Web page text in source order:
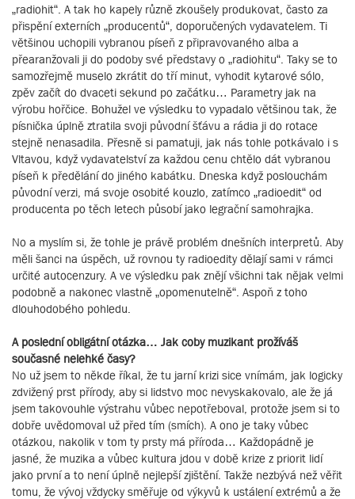
„radiohit“. A tak ho kapely různě zkoušely produkovat, často za
přispění externích „producentů“, doporučených vydavatelem. Ti
většinou uchopili vybranou píseň z připravovaného alba a
přearanžovali ji do podoby své představy o „radiohitu“. Taky se to
samozřejmě muselo zkrátit do tří minut, vyhodit kytarové sólo,
zpěv začít do dvaceti sekund po začátku… Parametry jak na
výrobu hořčice. Bohužel ve výsledku to vypadalo většinou tak, že
písnička úplně ztratila svoji původní šťávu a rádia ji do rotace
stejně nenasadila. Přesně si pamatuji, jak nás tohle potkávalo i s
Vltavou, když vydavatelství za každou cenu chtělo dát vybranou
píseň k předělání do jiného kabátku. Dneska když poslouchám
původní verzi, má svoje osobité kouzlo, zatímco „radioedit“ od
producenta po těch letech působí jako legrační samohrajka.
No a myslím si, že tohle je právě problém dnešních interpretů. Aby
měli šanci na úspěch, už rovnou ty radioedity dělají sami v rámci
určité autocenzury. A ve výsledku pak znějí všichni tak nějak velmi
podobně a nakonec vlastně „opomenutelně“. Aspoň z toho
dlouhodobého pohledu.
A poslední obligátní otázka… Jak coby muzikant prožíváš
současné nelehké časy?
No už jsem to někde říkal, že tu jarní krizi sice vnímám, jak logicky
zdvižený prst přírody, aby si lidstvo moc nevyskakovalo, ale že já
jsem takovouhle výstrahu vůbec nepotřeboval, protože jsem si to
dobře uvědomoval už před tím (smích). A ono je taky vůbec
otázkou, nakolik v tom ty prsty má příroda… Každopádně je
jasné, že muzika a vůbec kultura jdou v době krize z priorit lidí
jako první a to není úplně nejlepší zjištění. Takže nezbývá než věřit
tomu, že vývoj vždycky směřuje od výkyvů k ustálení extrémů a že